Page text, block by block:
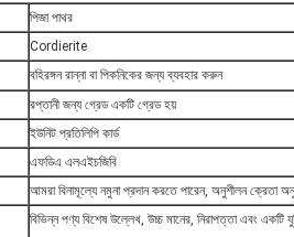
পিজা পাথর
Cordierite
বহিরঙ্গন রান্না বা পিকনিকের জন্য ব্যবহার করুন
রপ্তানী জন্য গ্রেড একটি গ্রেড হয়
ইউনিট প্রতিলিপি কার্ড
এফডিএ এলএইচজিবি
আমরা বিনামূল্যে নমুনা প্রদান করতে পারেন, অনুশীলন ক্রেতা
বিভিন্ন পণ্য বিশেষ উল্লেখ, উচ্চ মানের, নিরাপত্তা এবং একটি